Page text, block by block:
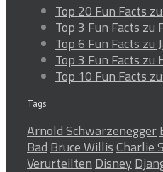
Top 20 Fun Facts
Top 3 Fun Facts zu
Top 6 Fun Facts zu
Top 3 Fun Facts zu
Top 10 Fun Facts
Tags
Arnold Schwarzenegger
Bad Bruce WillisCharlie
Verurteilten Disney